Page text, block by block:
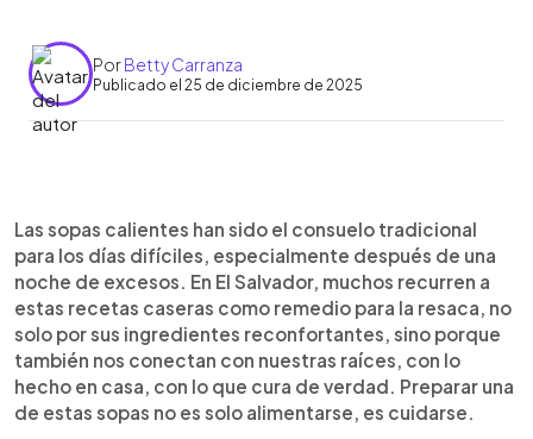
PorBetty Carranza
Publicado el 25 de diciembre de 2025
Escuchar artículo
Después de una noche de fiesta, pocos remedios
son tan efectivos como una buena sopa casera.
En El Salvador, las sopas tradicionales no solo
reconfortan el cuerpo, también conectan con la
memoria, el sabor del hogar y el cariño que se
sirve caliente. Esta nota reúne cuatro recetas
salvadoreñas fáciles y llenas de alma, ideales para
recuperarte con sabor y calma: sopa de chorizo,
arroz aguado, sopa de pescado, y la clásica sopa
Las sopas calientes han sido el consuelo tradicional
para los días difíciles, especialmente después de una
noche de excesos. En El Salvador, muchos recurren a
estas recetas caseras como remedio para la resaca, no
solo por sus ingredientes reconfortantes, sino porque
también nos conectan con nuestras raíces, con lo
hecho en casa, con lo que cura de verdad. Preparar una
de estas sopas no es solo alimentarse, es cuidarse.